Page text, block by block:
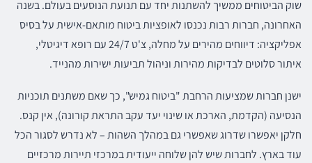
שוק הביטוחים ממשיך להשתנות יחד עם תנועת הנוסעים בעולם. בשנה
האחרונה, חברות רבות נכנסו לאופציות ביטוח מותאם-אישית על בסיס
אפליקציה: דיווחים מהירים על מחלה, צ'ט 24/7 עם רופא דיגיטלי,
איתור סלוטים לבדיקות מהירות וניהול תביעות ישירות מהנייד.
ישנן חברות שמציעות הרחבת "ביטוח גמיש", כך שאם משתנים תוכניות
הנסיעה (הקדמת, הארכת או שינוי יעד עקב התראת קורונה), אין קנס.
חלקן יאפשרו שדרוג שאפשרי גם במהלך השהות – לא נדרש לסגור הכל
עוד בארץ. לחברות שיש להן שלוחה ייעודית במרכזי תיירות מרכזיים